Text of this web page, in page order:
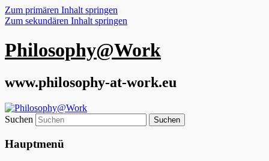
Zum primären Inhalt springen
Zum sekundären Inhalt springen
Philosophy@Work
www.philosophy-at-work.eu
Suchen
Hauptmenü